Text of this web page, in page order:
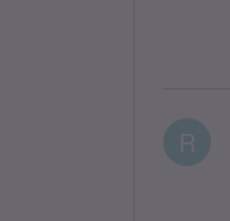
R